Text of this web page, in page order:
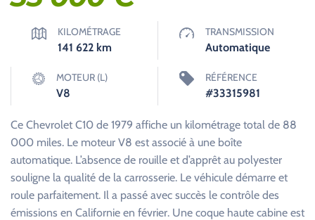
KILOMÉTRAGE
141 622 km
TRANSMISSION
Automatique
MOTEUR (L)
V8
RÉFÉRENCE
#33315981
Ce Chevrolet C10 de 1979 affiche un kilométrage total de 88
000 miles. Le moteur V8 est associé à une boîte
automatique. L’absence de rouille et d’apprêt au polyester
souligne la qualité de la carrosserie. Le véhicule démarre et
roule parfaitement. Il a passé avec succès le contrôle des
émissions en Californie en février. Une coque haute cabine est